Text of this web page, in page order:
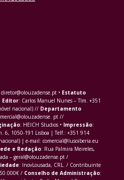
• Estatuto
Editor: Carlos Manuel Nunes – Tlm. +351
nacional) // Departamento
pt //
: HEICH Studios • Impressão:
6, 1050-191 Lisboa | Telf.: +351 914
| e-mail: comercial@lusoiberia.eu
e Redação: Rua Palmira Meireles,
– geral@olouzadense.pt /
: InovLousada, CRL. / Contribuinte
/ Conselho de Administração: